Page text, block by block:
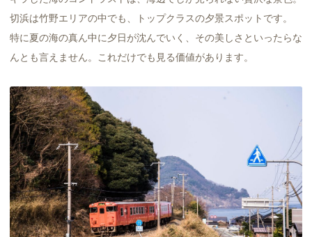
切浜は竹野エリアの中でも、トップクラスの夕景スポットです。
特に夏の海の真ん中に夕日が沈んでいく、その美しさといったらな
んとも言えません。これだけでも見る価値があります。